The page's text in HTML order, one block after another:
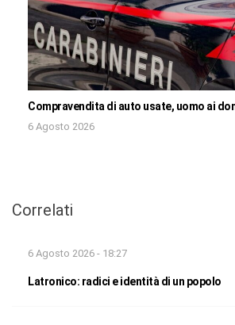
Compravendita di auto usate, uomo ai
6 Agosto 2026
Correlati
6 Agosto 2026 - 18:27
Latronico: radici e identità di un popolo